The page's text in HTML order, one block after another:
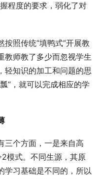
程度的要求，弱化了对
照传统“填鸭式”开展教
教师教了多少而忽视学生
轻知识的加工和问题的思
”，就可以完成相应的学
三个方面，一是来自高
模式。不同生源，其原
学习基础是不同的，所以